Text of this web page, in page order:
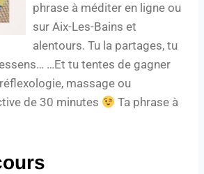
phrase à méditer en ligne ou
sur Aix-Les-Bains et
alentours. Tu la partages, tu
…Et tu tentes de gagner
massage ou
de 30 minutes
Ta phrase à